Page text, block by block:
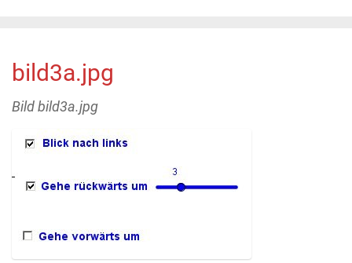
bild3a.jpg
Bild bild3a.jpg